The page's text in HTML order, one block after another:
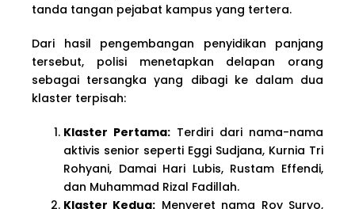
tanda tangan pejabat kampus yang tertera.
Dari hasil pengembangan penyidikan panjang
tersebut, polisi menetapkan delapan orang
sebagai tersangka yang dibagi ke dalam dua
klaster terpisah:
Klaster Pertama: Terdiri dari nama-nama
aktivis senior seperti Eggi Sudjana, Kurnia Tri
Rohyani, Damai Hari Lubis, Rustam Effendi,
dan Muhammad Rizal Fadillah.
Klaster Kedua: Menyeret nama Roy Suryo,